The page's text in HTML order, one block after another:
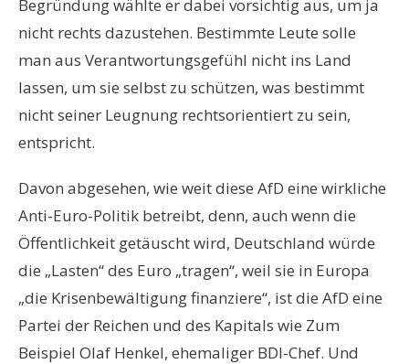
Begründung wählte er dabei vorsichtig aus, um ja
nicht rechts dazustehen. Bestimmte Leute solle
man aus Verantwortungsgefühl nicht ins Land
lassen, um sie selbst zu schützen, was bestimmt
nicht seiner Leugnung rechtsorientiert zu sein,
entspricht.
Davon abgesehen, wie weit diese AfD eine wirkliche
Anti-Euro-Politik betreibt, denn, auch wenn die
Öffentlichkeit getäuscht wird, Deutschland würde
die „Lasten“ des Euro „tragen“, weil sie in Europa
„die Krisenbewältigung finanziere“, ist die AfD eine
Partei der Reichen und des Kapitals wie Zum
Beispiel Olaf Henkel, ehemaliger BDI-Chef. Und